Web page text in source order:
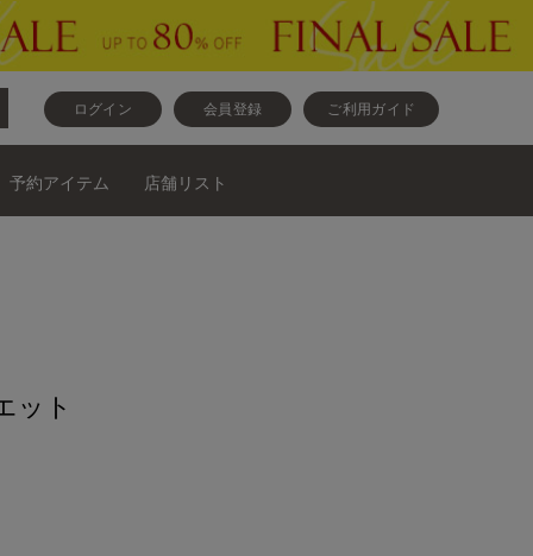
ログイン 会員登録 ご利用ガイド
予約アイテム 店舗リスト
ット